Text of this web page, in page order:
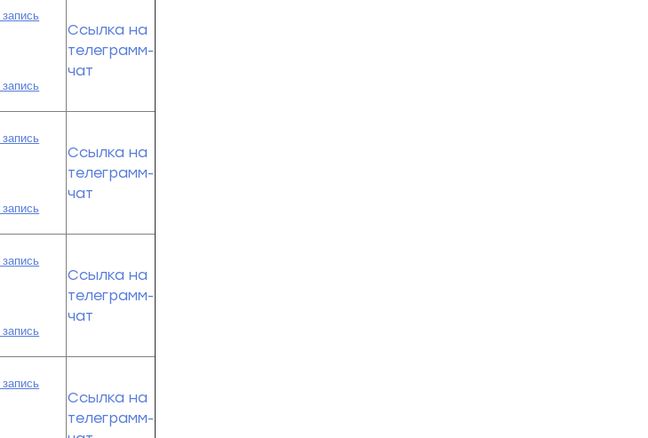
Ссылка на
телеграмм-
чат
Ссылка на
телеграмм-
чат
Ссылка на
телеграмм-
чат
Ссылка на
телеграмм-